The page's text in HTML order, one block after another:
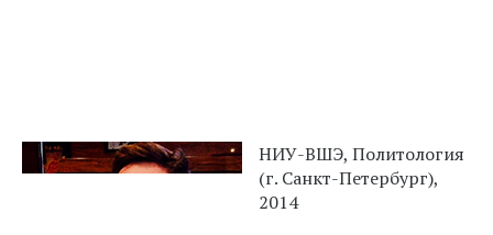
НИУ-ВШЭ, Политология
(г. Санкт-Петербург),
2014